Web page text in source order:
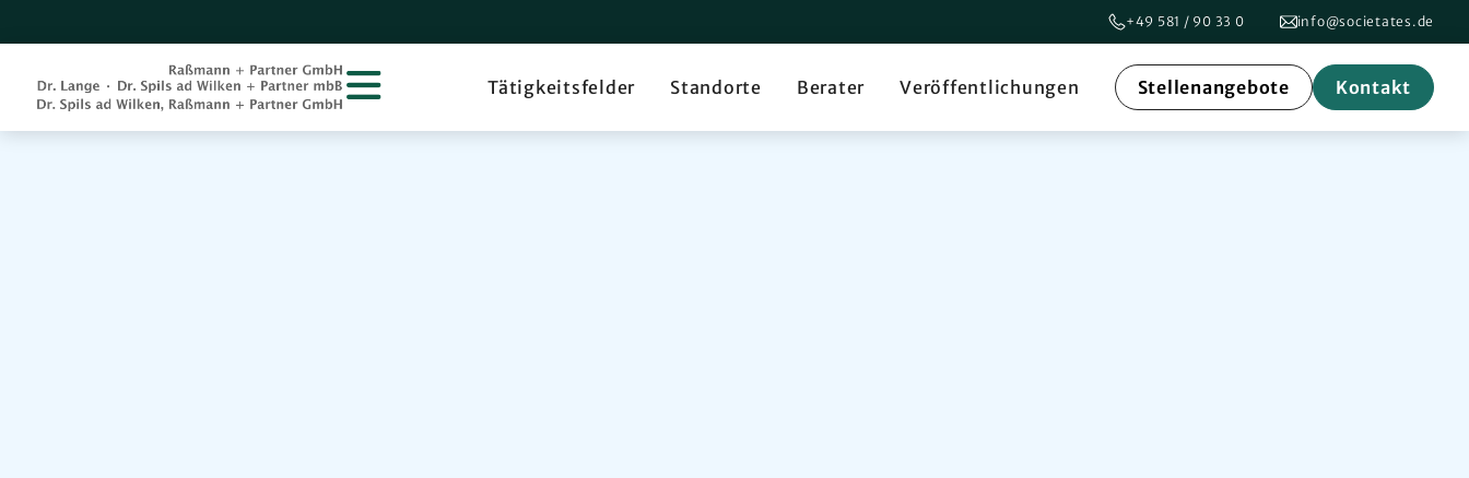
+49 581 / 90 33 0 info@societates.de
Tätigkeitsfelder Standorte Berater Veröffentlichungen Stellenangebote Kontakt